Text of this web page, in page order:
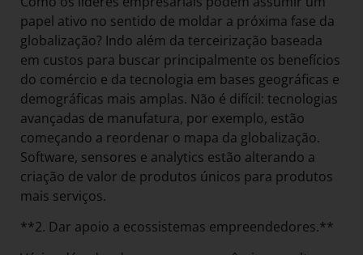
papel ativo no sentido de moldar a próxima fase da
globalização? Indo além da terceirização baseada
em custos para buscar principalmente os benefícios
do comércio e da tecnologia em bases geográficas e
demográficas mais amplas. Não é difícil: tecnologias
avançadas de manufatura, por exemplo, estão
começando a reordenar o mapa da globalização.
Software, sensores e analytics estão alterando a
criação de valor de produtos únicos para produtos
mais serviços.
**2. Dar apoio a ecossistemas empreendedores.**